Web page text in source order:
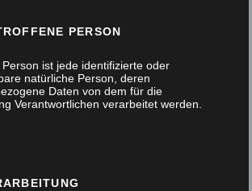
PERSON
ist jede identifizierte oder
natürliche Person, deren
Daten von dem für die
Verantwortlichen verarbeitet werden.